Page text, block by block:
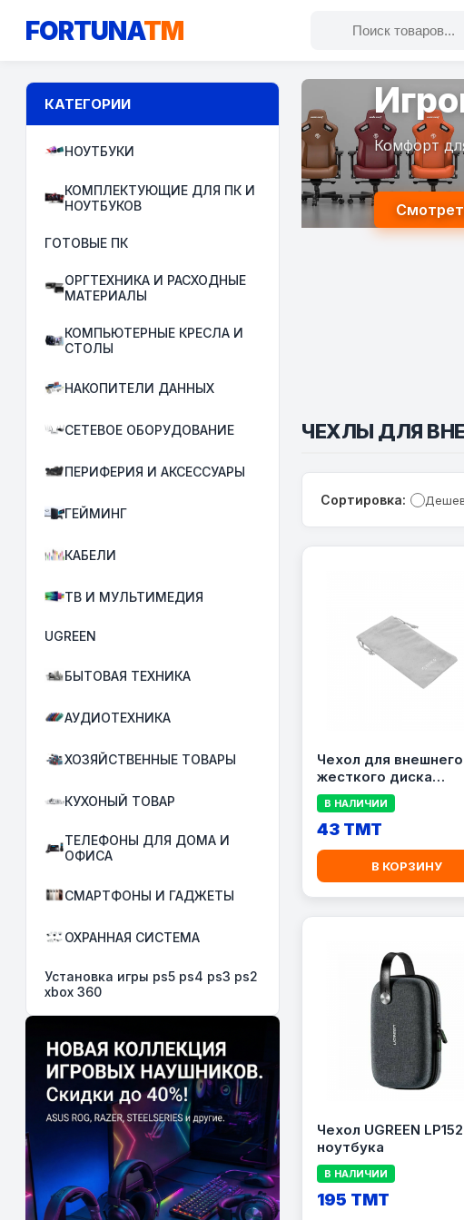
FORTUNATM
КАТЕГОРИИ
НОУТБУКИ
КОМПЛЕКТУЮЩИЕ ДЛЯ ПК И
НОУТБУКОВ
ГОТОВЫЕ ПК
ОРГТЕХНИКА И РАСХОДНЫЕ
МАТЕРИАЛЫ
КОМПЬЮТЕРНЫЕ КРЕСЛА И
СТОЛЫ
НАКОПИТЕЛИ ДАННЫХ
СЕТЕВОЕ ОБОРУДОВАНИЕ
ПЕРИФЕРИЯ И АКСЕССУАРЫ
ГЕЙМИНГ
КАБЕЛИ
ТВ И МУЛЬТИМЕДИЯ
UGREEN
БЫТОВАЯ ТЕХНИКА
АУДИОТЕХНИКА
ХОЗЯЙСТВЕННЫЕ ТОВАРЫ
КУХОНЫЙ ТОВАР
ТЕЛЕФОНЫ ДЛЯ ДОМА И
ОФИСА
СМАРТФОНЫ И ГАДЖЕТЫ
ОХРАННАЯ СИСТЕМА
Установка игры ps5 ps4 ps3 ps2
xbox 360
Комфорт
ЧЕХЛЫ ДЛЯ
Сортировка:
Чехол для внешнего
жесткого диска
2.5\&quot; ORICO
GY Grey, серый
В НАЛИЧИИ
43 TMT
В КОРЗИНУ
Чехол UGREEN
ноутбука
В НАЛИЧИИ
195 TMT